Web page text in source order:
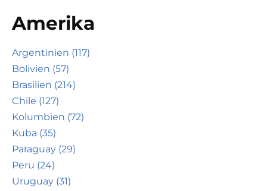
Amerika
Argentinien (117)
Bolivien (57)
Brasilien (214)
Chile (127)
Kolumbien (72)
Kuba (35)
Paraguay (29)
Peru (24)
Uruguay (31)